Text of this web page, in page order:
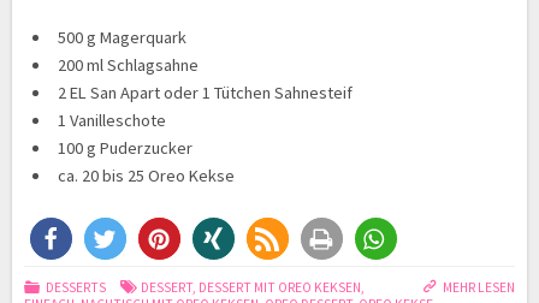
500 g Magerquark
200 ml Schlagsahne
2 EL San Apart oder 1 Tütchen Sahnesteif
1 Vanilleschote
100 g Puderzucker
ca. 20 bis 25 Oreo Kekse
MEHR LESEN
DESSERTS DESSERT, DESSERT MIT OREO KEKSEN,